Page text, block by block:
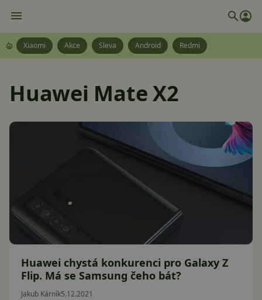
Xiaomi Akce Sleva Android Redmi
Huawei Mate X2
Huawei chystá konkurenci pro Galaxy Z
Flip. Má se Samsung čeho bát?
Jakub Kárník5.12.2021